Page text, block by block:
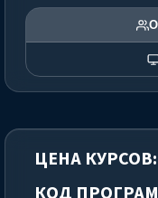
ЦЕНА